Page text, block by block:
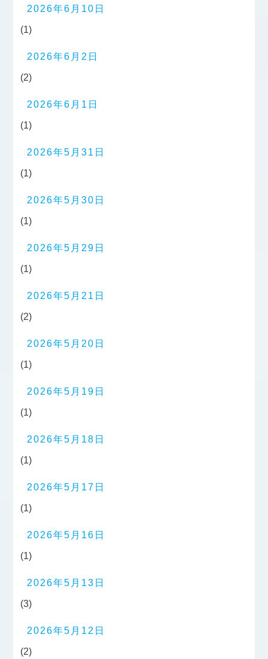
2026年6月10日
(1)
2026年6月2日
(2)
2026年6月1日
(1)
2026年5月31日
(1)
2026年5月30日
(1)
2026年5月29日
(1)
2026年5月21日
(2)
2026年5月20日
(1)
2026年5月19日
(1)
2026年5月18日
(1)
2026年5月17日
(1)
2026年5月16日
(1)
2026年5月13日
(3)
2026年5月12日
(2)